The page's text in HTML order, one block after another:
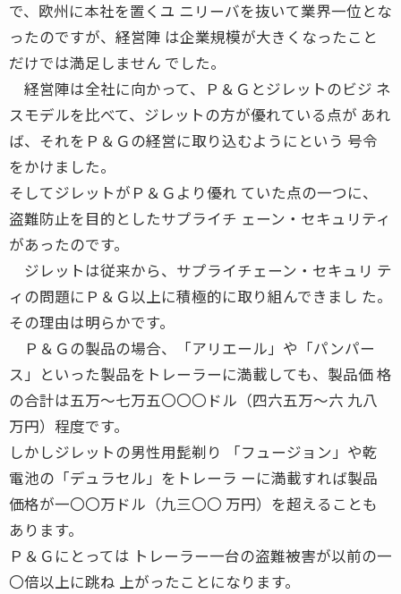
で、欧州に本社を置くユ ニリーバを抜いて業界一位とな
ったのですが、経営陣 は企業規模が大きくなったこと
だけでは満足しません でした。
経営陣は全社に向かって、Ｐ＆Ｇとジレットのビジ ネ
スモデルを比べて、ジレットの方が優れている点が あれ
ば、それをＰ＆Ｇの経営に取り込むようにという 号令
をかけました。
そしてジレットがＰ＆Ｇより優れ ていた点の一つに、
盗難防止を目的としたサプライチ ェーン・セキュリティ
があったのです。
ジレットは従来から、サプライチェーン・セキュリ テ
ィの問題にＰ＆Ｇ以上に積極的に取り組んできまし た。
その理由は明らかです。
Ｐ＆Ｇの製品の場合、「アリエール」や「パンパー
ス」といった製品をトレーラーに満載しても、製品価 格
の合計は五万〜七万五〇〇〇ドル（四六五万〜六 九八
万円）程度です。
しかしジレットの男性用髭剃り 「フュージョン」や乾
電池の「デュラセル」をトレーラ ーに満載すれば製品
価格が一〇〇万ドル（九三〇〇 万円）を超えることも
あります。
Ｐ＆Ｇにとっては トレーラー一台の盗難被害が以前の一
〇倍以上に跳ね 上がったことになります。